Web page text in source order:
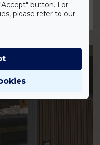
button. For
please refer to our